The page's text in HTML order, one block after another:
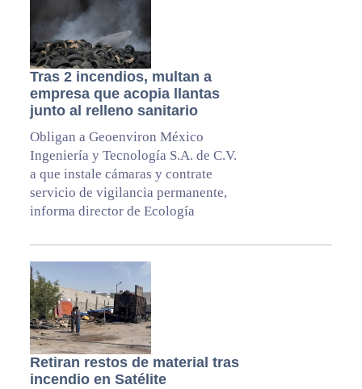
Tras 2 incendios, multan a
empresa que acopia llantas
junto al relleno sanitario
Obligan a Geoenviron México
Ingeniería y Tecnología S.A. de C.V.
a que instale cámaras y contrate
servicio de vigilancia permanente,
informa director de Ecología
Retiran restos de material tras
incendio en Satélite